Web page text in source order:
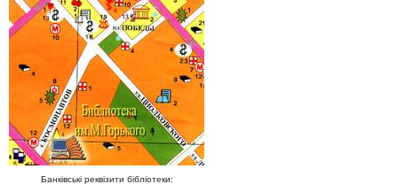
Банківські реквізити бібліотеки: